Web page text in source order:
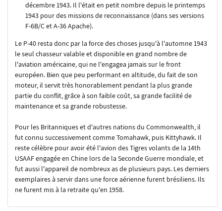
décembre 1943. Il l'était en petit nombre depuis le printemps
1943 pour des missions de reconnaissance (dans ses versions
F-6B/C et A-36 Apache).
Le P-40 resta donc par la force des choses jusqu'à l'automne 1943
le seul chasseur valable et disponible en grand nombre de
l'aviation américaine, qui ne l'engagea jamais sur le front
européen. Bien que peu performant en altitude, du fait de son
moteur, il servit très honorablement pendant la plus grande
partie du conflit, grâce à son faible coût, sa grande facilité de
maintenance et sa grande robustesse.
Pour les Britanniques et d'autres nations du Commonwealth, il
fut connu successivement comme Tomahawk, puis Kittyhawk. Il
reste célèbre pour avoir été l'avion des Tigres volants de la 14th
USAAF engagée en Chine lors de la Seconde Guerre mondiale, et
fut aussi l'appareil de nombreux as de plusieurs pays. Les derniers
exemplaires à servir dans une force aérienne furent brésiliens. Ils
ne furent mis à la retraite qu'en 1958.